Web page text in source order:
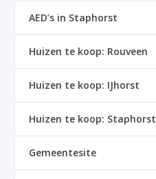
AED’s in Staphorst
Huizen te koop: Rouveen
Huizen te koop: IJhorst
Huizen te koop: Staphorst
Gemeentesite